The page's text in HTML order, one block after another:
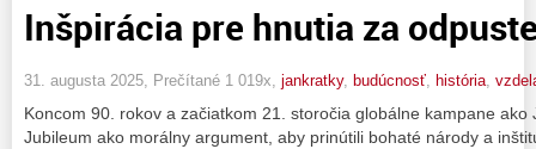
Inšpirácia pre hnutia za
31. augusta 2025, Prečítané 1 019x, jankratky, budúcnosť, história,
Koncom 90. rokov a začiatkom 21. storočia globálne kampane
Jubileum ako morálny argument, aby prinútili bohaté národy a